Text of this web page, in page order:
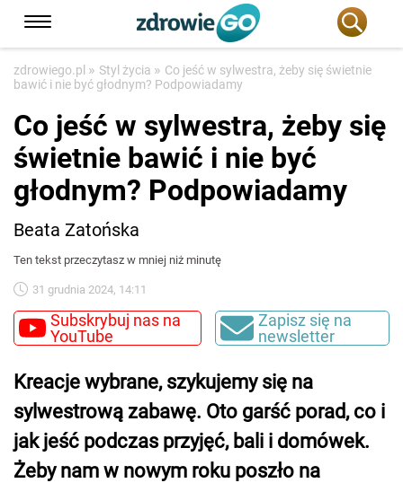
zdrowiego.pl » Styl życia » Co jeść w sylwestra, żeby się świetnie
bawić i nie być głodnym? Podpowiadamy
Co jeść w sylwestra, żeby się
świetnie bawić i nie być
głodnym? Podpowiadamy
Beata Zatońska
Ten tekst przeczytasz w mniej niż minutę
31 grudnia 2024, 14:11
Subskrybuj nas na
YouTube
Zapisz się na
newsletter
Kreacje wybrane, szykujemy się na
sylwestrową zabawę. Oto garść porad, co i
jak jeść podczas przyjęć, bali i domówek.
Żeby nam w nowym roku poszło na